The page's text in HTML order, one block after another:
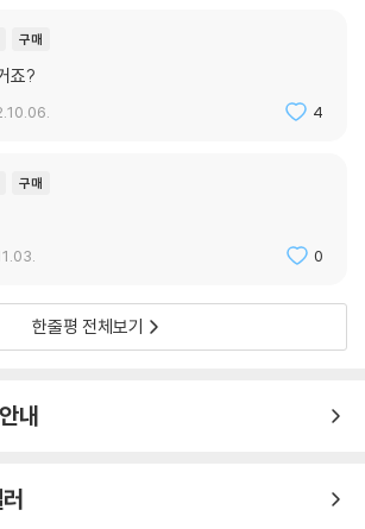
사태살 등 6개 부위육이 나오지만 ‘뒷다리살(후
것이 아니라 ‘각 부위육이 어떤 질감과 맛을 가지
하고 조리해야 하는지’ 요리연구가의 시각으로 꼼
어를 얻고 싶은 사장님 필독서
세상에 없던 고기 메뉴를 만들어 보자!”는 꿈을 꾸
연구와 노력의 결실로 탄생시킨 메뉴들이다. 『백
‘나만의 특색 있는 고기 메뉴’를 개발하고 싶은 고
을 염두에 두고 경쟁력 있는 레시피를 고민하는 예
이다. “고기에 대해 많이 알면 알수록 우리가 느
당 고기가 어느 부위에서 나오는지, 그 부위의 운동
구매
죠?
4
구매
0
한줄평 전체보기
내